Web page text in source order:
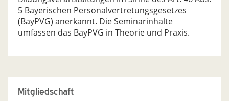
5 Bayerischen Personalvertretungsgesetzes
(BayPVG) anerkannt. Die Seminarinhalte
umfassen das BayPVG in Theorie und Praxis.
Mitgliedschaft